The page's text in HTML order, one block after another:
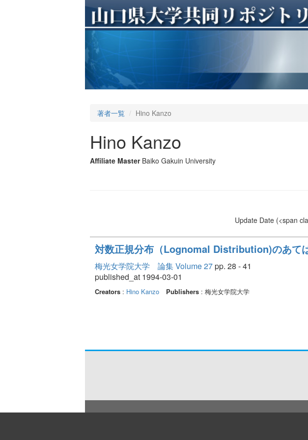
著者一覧 Hino Kanzo
Hino Kanzo
Affiliate Master Baiko Gakuin University
Update Date (<span
対数正規分布（Lognomal Distribution)のあて
梅光女学院大学 論集 Volume 27pp. 28 - 41
published_at 1994-03-01
Creators : Hino Kanzo Publishers : 梅光女学院大学